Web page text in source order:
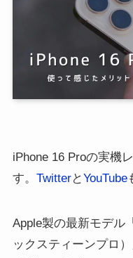
iPhone 16 Proの実機
す。 TwitterとYouTube
Apple製の最新モデル
ックスティーンプロ